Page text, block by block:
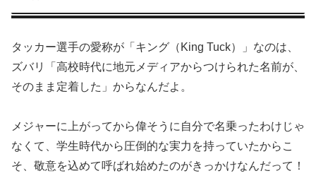
タッカー選手の愛称が「キング（King Tuck）」なのは、
ズバリ「高校時代に地元メディアからつけられた名前が、
そのまま定着した」からなんだよ。
メジャーに上がってから偉そうに自分で名乗ったわけじゃ
なくて、学生時代から圧倒的な実力を持っていたからこ
そ、敬意を込めて呼ばれ始めたのがきっかけなんだって！